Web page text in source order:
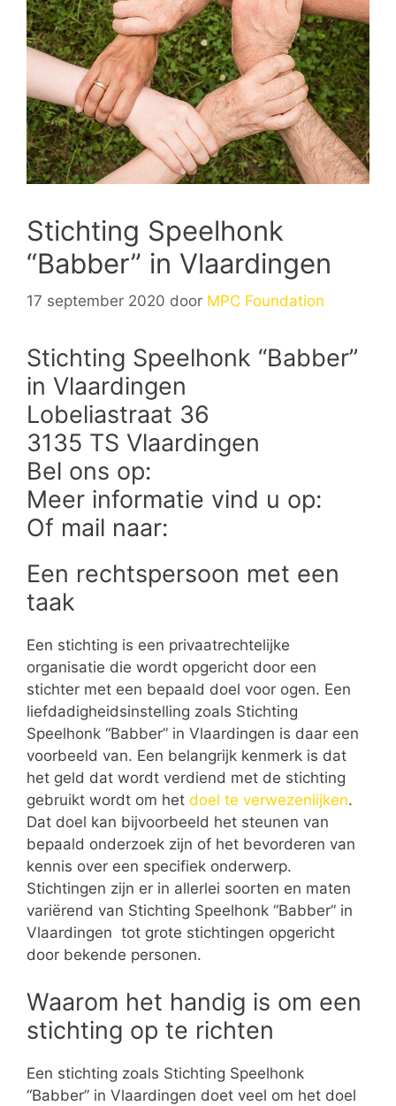
Stichting Speelhonk
“Babber” in Vlaardingen
17 september 2020 door MPC Foundation
Stichting Speelhonk “Babber”
in Vlaardingen
Lobeliastraat 36
3135 TS Vlaardingen
Bel ons op:
Meer informatie vind u op:
Of mail naar:
Een rechtspersoon met een
taak
Een stichting is een privaatrechtelijke
organisatie die wordt opgericht door een
stichter met een bepaald doel voor ogen. Een
liefdadigheidsinstelling zoals Stichting
Speelhonk “Babber” in Vlaardingen is daar een
voorbeeld van. Een belangrijk kenmerk is dat
het geld dat wordt verdiend met de stichting
gebruikt wordt om het doel te verwezenlijken.
Dat doel kan bijvoorbeeld het steunen van
bepaald onderzoek zijn of het bevorderen van
kennis over een specifiek onderwerp.
Stichtingen zijn er in allerlei soorten en maten
variërend van Stichting Speelhonk “Babber” in
Vlaardingen tot grote stichtingen opgericht
door bekende personen.
Waarom het handig is om een
stichting op te richten
Een stichting zoals Stichting Speelhonk
“Babber” in Vlaardingen doet veel om het doel